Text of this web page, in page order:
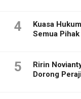
4
Kuasa
Semua
5
Ririn
Dorong